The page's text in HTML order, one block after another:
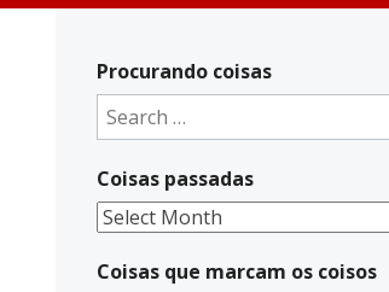
Procurando coisas
Search
for:
Coisas passadas
Coisas
Coisas que marcam os coisos